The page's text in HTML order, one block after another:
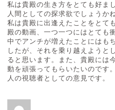
私は貴殿の生き方をとても好ま
人間としての探求欲でしょうか
私は貴殿に出逢えたことをとて
殿の動画、一つ一つにはとても
中でアンチが増えたことにはも
したが、それを乗り越えようと
ると思います。また、貴殿には
動を頑張ってもらいたいのです
人の視聴者としての意見です。